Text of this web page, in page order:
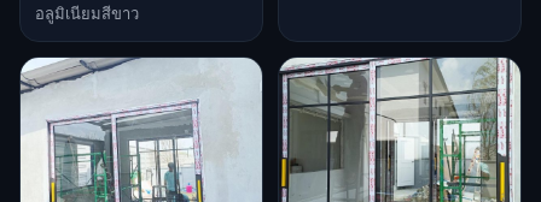
อลูมิเนียมสีขาว